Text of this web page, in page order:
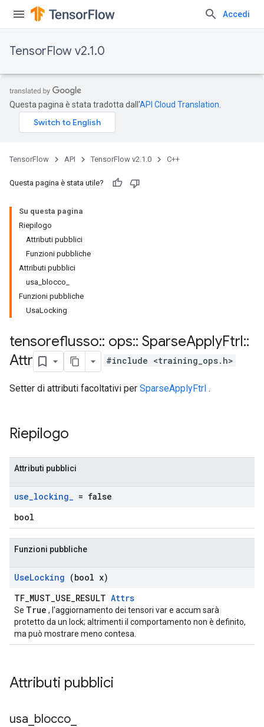
Accedi
TensorFlow v2.1.0
Questa pagina è stata tradotta dall'API Cloud Translation
TensorFlow API TensorFlow v2.1.0 C++
Questa pagina è stata utile?
Su questa pagina
Riepilogo
Attributi pubblici
Funzioni pubbliche
Attributi pubblici
usa_blocco_
Funzioni pubbliche
UsaLocking
tensoreflusso:: ops:: SparseApplyFtrl::
Attr
#include <training_ops.h>
Setter di attributi facoltativi per SparseApplyFtrl .
Riepilogo
Attributi pubblici
use_locking_ = false
bool
Funzioni pubbliche
UseLocking (bool x)
TF_MUST_USE_RESULT Attrs
Se True , l'aggiornamento dei tensori var e accum sarà
protetto da un lock; altrimenti il ​​comportamento non è definito,
ma può mostrare meno contesa.
Attributi pubblici
usa blocco